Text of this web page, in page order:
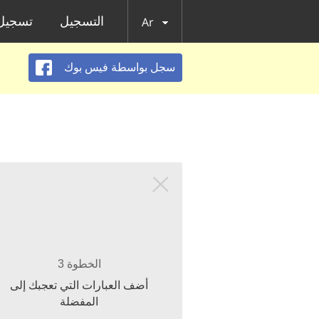
التسجيل Ar
سجل بواسطة فيس بوك
الخطوة 3
أضف العبارات التي تعجبك إلى
المفضلة